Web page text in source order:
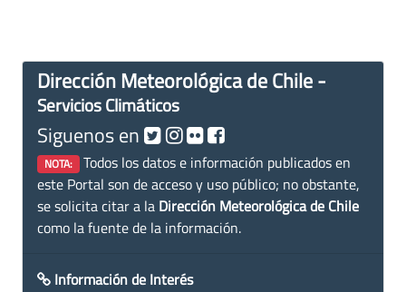
Dirección Meteorológica de Chile -
Servicios Climáticos
Siguenos en
NOTA: Todos los datos e información publicados en
este Portal son de acceso y uso público; no obstante,
se solicita citar a la Dirección Meteorológica de Chile
como la fuente de la información.
Información de Interés